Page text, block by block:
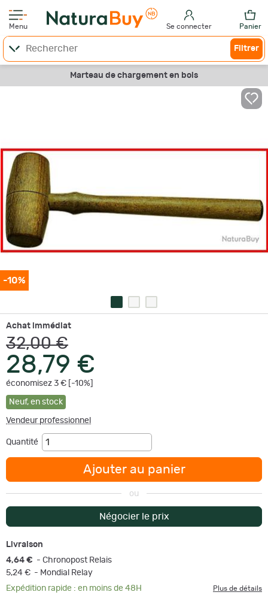
Menu Se connecter Panier
Filtrer
Marteau de chargement en bois
-10%
Achat immédiat
32,00 €
28,79 €
économisez 3 € [-10%]
Neuf, en stock
Vendeur professionnel
Quantité
Ajouter au panier
ou
Négocier le prix
Livraison
4,64 € - Chronopost Relais
5,24 € - Mondial Relay
Expédition rapide : en moins de 48H
Plus de détails